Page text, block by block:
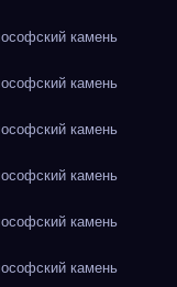
камень
камень
камень
камень
камень
камень